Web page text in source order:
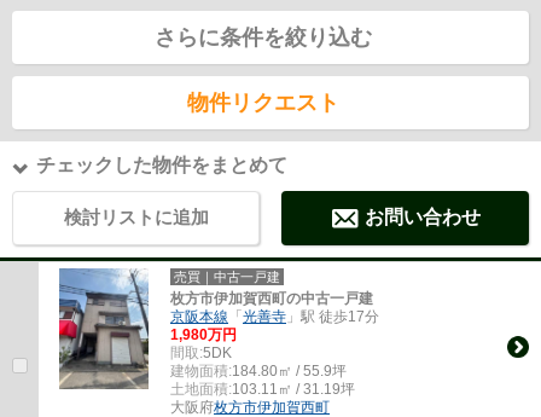
さらに条件を絞り込む
物件リクエスト
チェックした物件をまとめて
検討リストに追加 お問い合わせ
売買｜中古一戸建
枚方市伊加賀西町の中古一戸建
京阪本線 「光善寺 」駅 徒歩17分
1,980万円
間取:5DK
建物面積:184.80㎡ / 55.9坪
土地面積:103.11㎡ / 31.19坪
大阪府枚方市伊加賀西町